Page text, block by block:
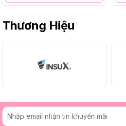
Thương Hiệu